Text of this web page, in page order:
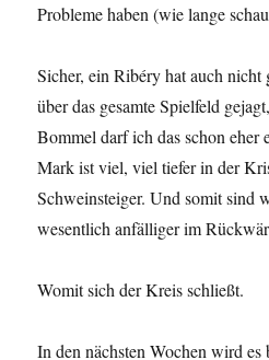
Probleme haben (wie lange
Sicher, ein Ribéry hat auch nicht
über das gesamte Spielfeld
Bommel darf ich das schon eher
Mark ist viel, viel tiefer in der
Schweinsteiger. Und somit sind
wesentlich anfälliger im
Womit sich der Kreis schließt.
In den nächsten Wochen wird es